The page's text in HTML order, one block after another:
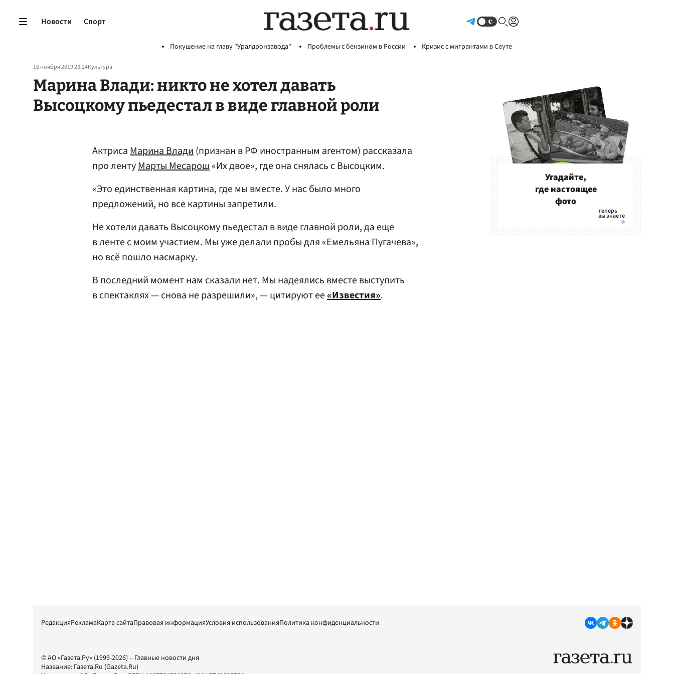
Новости Спорт
Покушение на главу "Уралдронзавода" Проблемы с бензином в России Кризис с мигрантами в Сеуте
16 ноября 2019 23:24Культура
Марина Влади: никто не хотел давать
Высоцкому пьедестал в виде главной роли
АктрисаМарина Влади(признан в РФ иностранным агентом) рассказала
про лентуМарты Месарош«Их двое», где она снялась с Высоцким.
«Это единственная картина, где мы вместе. У нас было много
предложений, но все картины запретили.
Не хотели давать Высоцкому пьедестал в виде главной роли, да еще
в ленте с моим участием. Мы уже делали пробы для «Емельяна Пугачева»,
но всё пошло насмарку.
В последний момент нам сказали нет. Мы надеялись вместе выступить
в спектаклях — снова не разрешили», — цитируют ее«Известия».
Угадайте,
где настоящее
фото
РедакцияРекламаКарта сайтаПравовая информацияУсловия использованияПолитика конфиденциальности
© АО «Газета.Ру» (1999-2026) – Главные новости дня
Название: Газета.Ru (Gazeta.Ru)